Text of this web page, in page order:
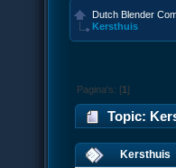
Dutch Blender
Kersthuis
Pagina's: [1]
Topic:
Kersthuis